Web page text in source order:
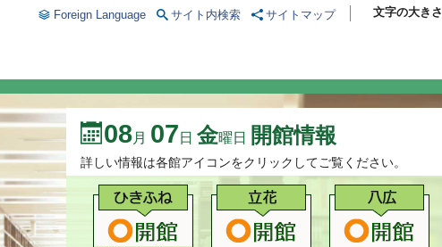
文字の大きさ
Foreign Language サイト内検索 サイトマップ
08月 07 日 金曜日 開館情報
詳しい情報は各館アイコンをクリックしてご覧ください。